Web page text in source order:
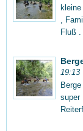
,
Fluß
19:13
super